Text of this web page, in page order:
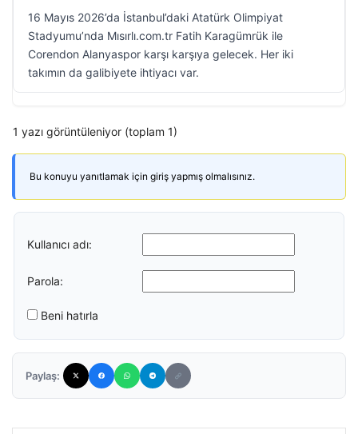
16 Mayıs 2026’da İstanbul’daki Atatürk Olimpiyat
Stadyumu’nda Mısırlı.com.tr Fatih Karagümrük ile
Corendon Alanyaspor karşı karşıya gelecek. Her iki
takımın da galibiyete ihtiyacı var.
1 yazı görüntüleniyor (toplam 1)
Bu konuyu yanıtlamak için giriş yapmış olmalısınız.
Kullanıcı adı:
Parola:
Beni hatırla
Paylaş: